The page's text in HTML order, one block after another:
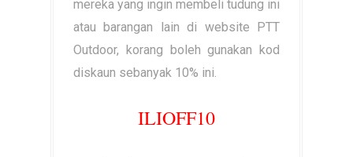
mereka yang ingin membeli tudung ini
atau barangan lain di website PTT
Outdoor, korang boleh gunakan kod
diskaun sebanyak 10% ini.
ILIOFF10